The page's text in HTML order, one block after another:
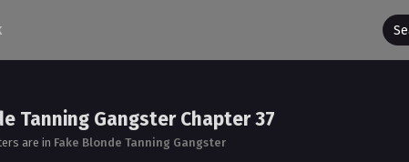
Tanning Gangster Chapter 37
are in Fake Blonde Tanning Gangster